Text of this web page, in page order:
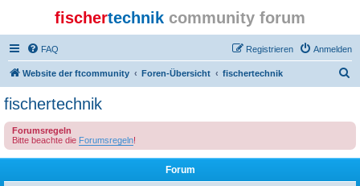
fischertechnik community forum
FAQ Anmelden
Registrieren
Website der ftcommunity Foren-Übersicht fischertechnik
e
fischertechnik
Forumsregeln
Bitte beachte die Forumsregeln!
Forum